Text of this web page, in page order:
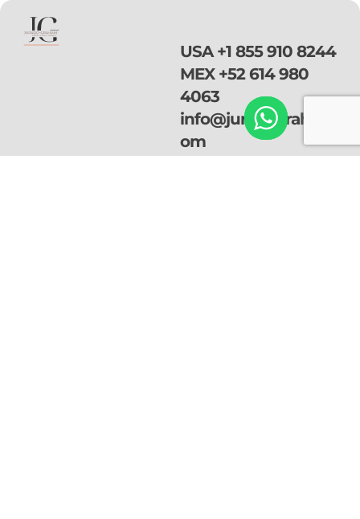
USA+1 855 910 8244
MEX +52 614 980
4063
info@juradograham.c
om